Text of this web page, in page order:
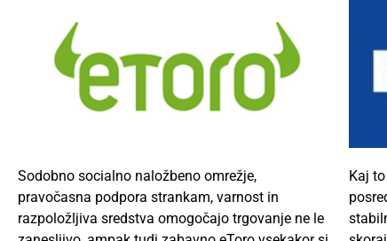
Sodobno socialno naložbeno omrežje,
pravočasna podpora strankam, varnost in
razpoložljiva sredstva omogočajo trgovanje ne le
Kaj to